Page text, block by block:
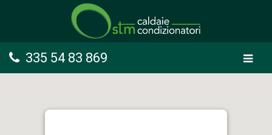
335 54 83 869